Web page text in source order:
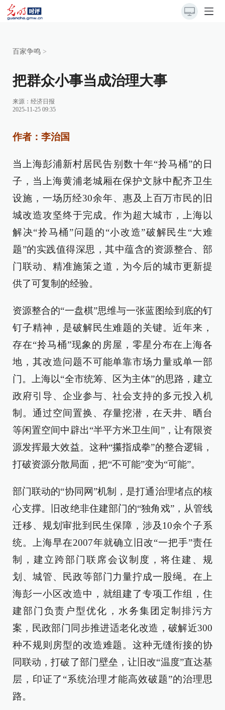
百家争鸣 >
把群众小事当成治理大事
来源： 经济日报
2025-11-25 09:35
作者：李治国
当上海彭浦新村居民告别数十年“拎马桶”的日
子，当上海黄浦老城厢在保护文脉中配齐卫生
设施，一场历经30余年、惠及上百万市民的旧
城改造攻坚终于完成。作为超大城市，上海以
解决“拎马桶”问题的“小改造”破解民生“大难
题”的实践值得深思，其中蕴含的资源整合、部
门联动、精准施策之道，为今后的城市更新提
供了可复制的经验。
资源整合的“一盘棋”思维与一张蓝图绘到底的钉
钉子精神，是破解民生难题的关键。近年来，
存在“拎马桶”现象的房屋，零星分布在上海各
地，其改造问题不可能单靠市场力量或单一部
门。上海以“全市统筹、区为主体”的思路，建立
政府引导、企业参与、社会支持的多元投入机
制。通过空间置换、存量挖潜，在天井、晒台
等闲置空间中辟出“半平方米卫生间”，让有限资
源发挥最大效益。这种“攥指成拳”的整合逻辑，
打破资源分散局面，把“不可能”变为“可能”。
部门联动的“协同网”机制，是打通治理堵点的核
心支撑。旧改绝非住建部门的“独角戏”，从管线
迁移、规划审批到民生保障，涉及10余个子系
统。上海早在2007年就确立旧改“一把手”责任
制，建立跨部门联席会议制度，将住建、规
划、城管、民政等部门力量拧成一股绳。在上
海彭一小区改造中，就组建了专项工作组，住
建部门负责户型优化，水务集团定制排污方
案，民政部门同步推进适老化改造，破解近300
种不规则房型的改造难题。这种无缝衔接的协
同联动，打破了部门壁垒，让旧改“温度”直达基
层，印证了“系统治理才能高效破题”的治理思
路。